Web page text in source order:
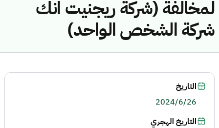
لمخالفة (شركة ريجنيت انك
شركة الشخص الواحد)
التاريخ
2024/6/26
التاريخ الهجري